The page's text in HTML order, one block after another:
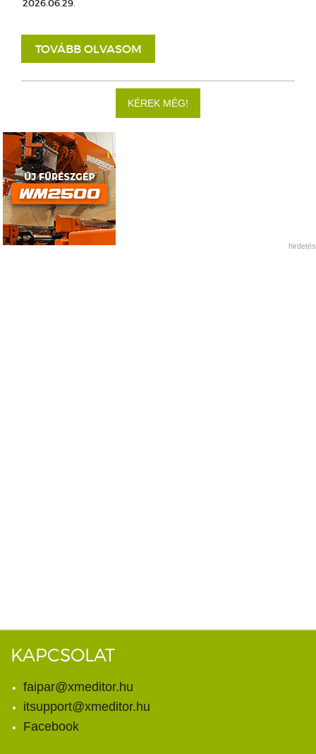
2026.06.29.
TOVÁBB OLVASOM
KÉREK MÉG!
hirdetés
KAPCSOLAT
faipar@xmeditor.hu
itsupport@xmeditor.hu
Facebook